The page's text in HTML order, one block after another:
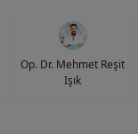
Op. Dr. Mehmet Reşit
Işık